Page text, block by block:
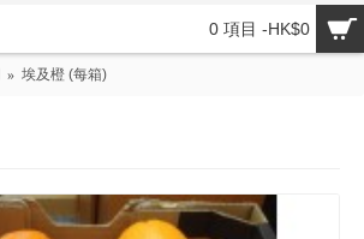
0 項目 -HK$0
埃及橙 (每箱)